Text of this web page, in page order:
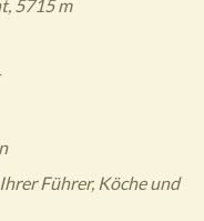
5715 m
Führer, Köche und